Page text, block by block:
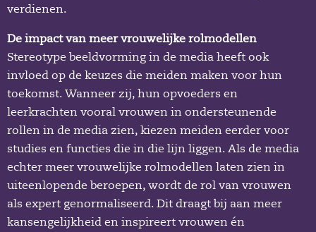
verdienen.
De impact van meer vrouwelijke rolmodellen
Stereotype beeldvorming in de media heeft ook
invloed op de keuzes die meiden maken voor hun
toekomst. Wanneer zij, hun opvoeders en
leerkrachten vooral vrouwen in ondersteunende
rollen in de media zien, kiezen meiden eerder voor
studies en functies die in die lijn liggen. Als de media
echter meer vrouwelijke rolmodellen laten zien in
uiteenlopende beroepen, wordt de rol van vrouwen
als expert genormaliseerd. Dit draagt bij aan meer
kansengelijkheid en inspireert vrouwen én